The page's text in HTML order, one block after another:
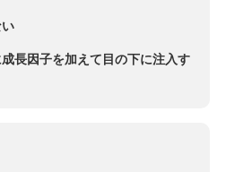
長因子を加えて目の下に注入す